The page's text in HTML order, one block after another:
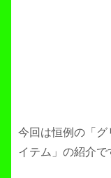
今回は恒例の「
イテム」の紹介で